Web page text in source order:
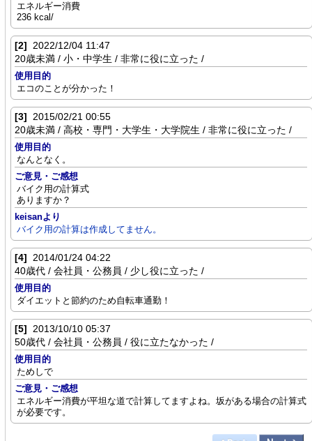
エネルギー消費
236 kcal/
[2] 2022/12/04 11:47
20歳未満 / 小・中学生 / 非常に役に立った /
使用目的
エコのことが分かった！
[3] 2015/02/21 00:55
20歳未満 / 高校・専門・大学生・大学院生 / 非常に役に立った /
使用目的
なんとなく。
ご意見・ご感想
バイク用の計算式
ありますか？
keisanより
バイク用の計算は作成してません。
[4] 2014/01/24 04:22
40歳代 / 会社員・公務員 / 少し役に立った /
使用目的
ダイエットと節約のため自転車通勤！
[5] 2013/10/10 05:37
50歳代 / 会社員・公務員 / 役に立たなかった /
使用目的
ためしで
ご意見・ご感想
エネルギー消費が平坦な道で計算してますよね。坂がある場合の計算式
が必要です。